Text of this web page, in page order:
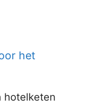
het
hotelketen